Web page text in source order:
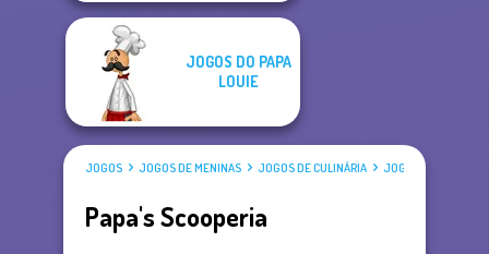
JOGOS DO PAPA
LOUIE
JOGOS JOGOS DE MENINAS JOGOS DE CULINÁRIA JOGOS DO PAPA
Papa's Scooperia